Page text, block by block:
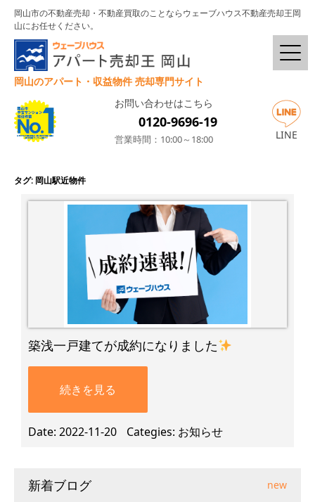
岡山市の不動産売却・不動産買取のことならウェーブハウス不動産売却王岡
山にお任せください。
岡山のアパート・収益物件 売却専門サイト
お問い合わせはこちら
0120-9696-19
営業時間：10:00～18:00 LINE
タグ: 岡山駅近物件
築浅一戸建てが成約になりました
続きを見る
Date 2022-11-20 Categies お知らせ
新着ブログ new